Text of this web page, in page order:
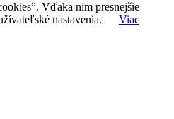
Vďaka nim presnejšie
nastavenia.
Viac